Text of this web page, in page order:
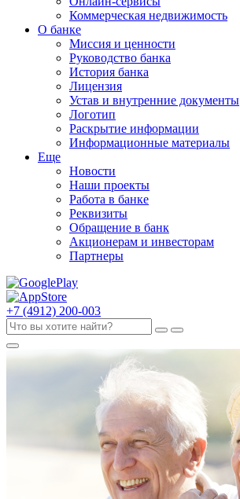
Коммерческая недвижимость
О банке
Миссия и ценности
Руководство банка
История банка
Лицензия
Устав и внутренние документы
Логотип
Раскрытие информации
Информационные материалы
Еще
Новости
Наши проекты
Работа в банке
Реквизиты
Обращение в банк
Акционерам и инвесторам
Партнеры
+7 (4912) 200-003